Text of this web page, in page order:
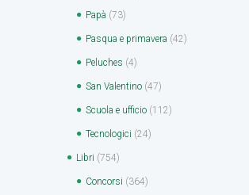
Papà (73)
Pasqua e primavera (42)
Peluches (4)
San Valentino (47)
Scuola e ufficio (112)
Tecnologici (24)
Libri (754)
Concorsi (364)